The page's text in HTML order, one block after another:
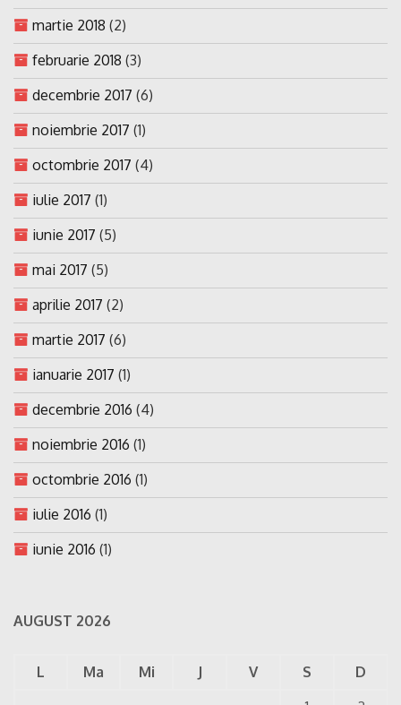
martie 2018 (2)
februarie 2018 (3)
decembrie 2017 (6)
noiembrie 2017 (1)
octombrie 2017 (4)
iulie 2017 (1)
iunie 2017 (5)
mai 2017 (5)
aprilie 2017 (2)
martie 2017 (6)
ianuarie 2017 (1)
decembrie 2016 (4)
noiembrie 2016 (1)
octombrie 2016 (1)
iulie 2016 (1)
iunie 2016 (1)
AUGUST 2026
L Ma Mi J V S
D